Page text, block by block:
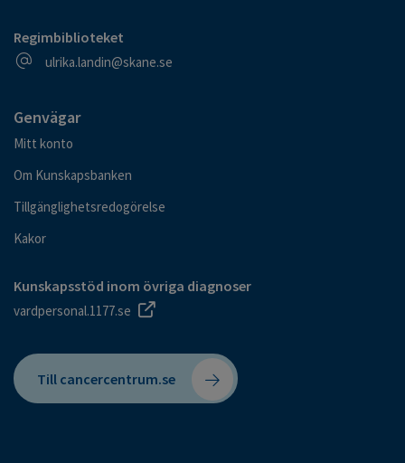
Regimbiblioteket
E-postadress
ulrika.landin@skane.se
Genvägar
Mitt konto
Om Kunskapsbanken
Tillgänglighetsredogörelse
Kakor
Kunskapsstöd inom övriga diagnoser
vardpersonal.1177.se
Till cancercentrum.se